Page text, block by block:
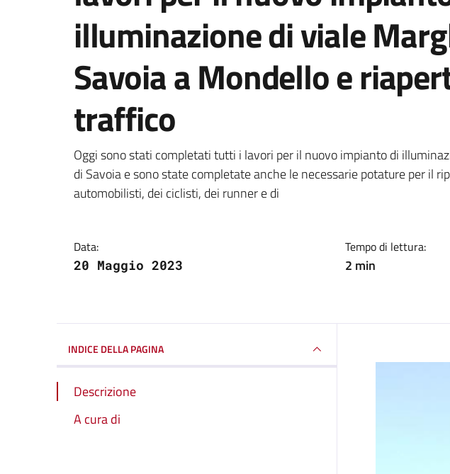
illuminazione di viale
Savoia a Mondello e
traffico
Dettagli della notizia
Oggi sono stati completati tutti i lavori per il nuovo impianto di
di Savoia e sono state completate anche le necessarie potature per il
automobilisti, dei ciclisti, dei runner e di
Data:
20 Maggio 2023
Tempo di lettura:
2 min
INDICE DELLA PAGINA
Descrizione
A cura di